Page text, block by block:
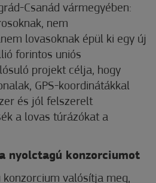
Csanád vármegyében:
nem
lovasoknak épül ki egy új
forintos uniós
projekt célja, hogy
GPS-koordinátákkal
és jól felszerelt
a lovas túrázókat a
nyolctagú konzorciumot
valósítja meg,